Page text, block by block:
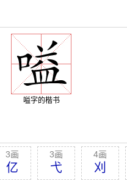
嗌字的楷书
3画
亿
3画
弋
4画
刈